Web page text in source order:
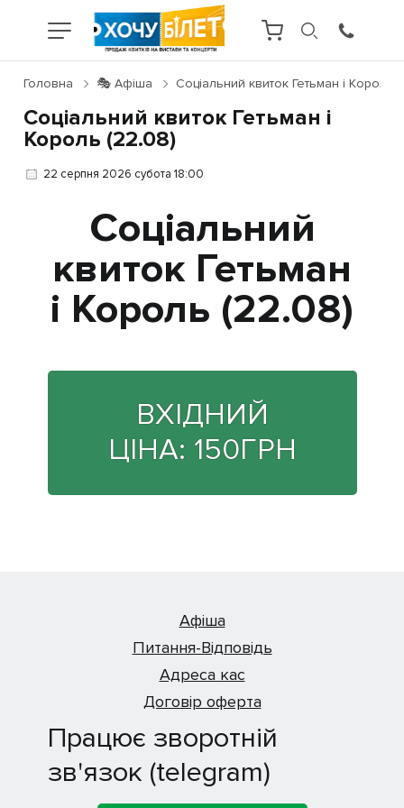
Головна 🎭 Афіша Соціальний квиток Гетьман і Король
Соціальний квиток Гетьман і
Король (22.08)
22 серпня 2026 субота 18:00
Соціальний
квиток Гетьман
і Король (22.08)
ВХІДНИЙ
ЦІНА: 150ГРН
Афіша
Питання-Відповідь
Адреса кас
Договір оферта
Працює зворотній
зв'язок (telegram)